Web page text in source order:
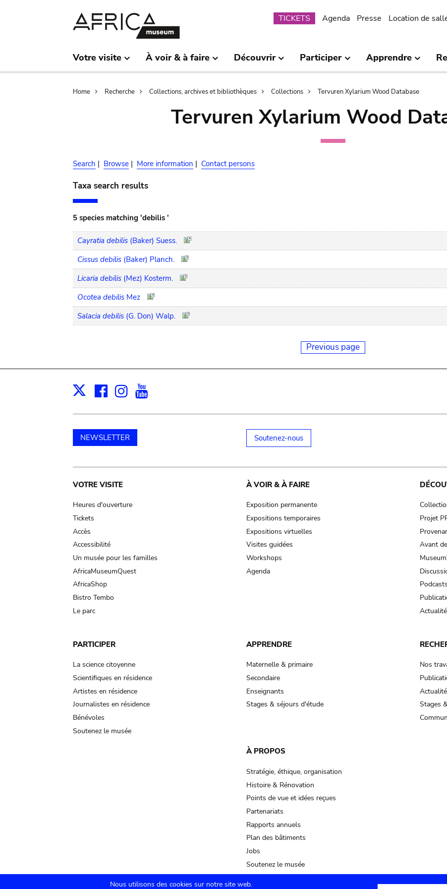
Submenu
TICKETS Agenda Presse Location de
Votre visite À voir & à faire Découvrir Participer Apprendre
Breadcrumb
Home Recherche Collections, archives et bibliothèques Collections Tervuren Xylarium Wood Database
Tervuren Xylarium Wood
Search | Browse | More information | Contact persons
Taxa search results
5 species matching 'debilis '
Cayratia debilis (Baker) Suess.
Cissus debilis (Baker) Planch.
Licaria debilis (Mez) Kosterm.
Ocotea debilis Mez
Salacia debilis (G. Don) Walp.
Previous page
X Facebook
Instagram
NEWSLETTER Soutenez-nous
Main
navigation
VOTRE VISITE
Heures d'ouverture
Tickets
Accès
Accessibilité
Un musée pour les familles
AfricaMuseumQuest
AfricaShop
Bistro Tembo
Le parc
À VOIR & À FAIRE
Exposition permanente
Expositions temporaires
Expositions virtuelles
Visites guidées
Workshops
Agenda
Projet
Avant
Podcasts
PARTICIPER
La science citoyenne
Scientifiques en résidence
Artistes en résidence
Journalistes en résidence
Bénévoles
Soutenez le musée
APPRENDRE
Maternelle & primaire
Secondaire
Enseignants
Stages & séjours d'étude
Nos
Stages
À PROPOS
Stratégie, éthique, organisation
Histoire & Rénovation
Points de vue et idées reçues
Partenariats
Rapports annuels
Plan des bâtiments
Jobs
Soutenez le musée
Nous utilisons des cookies sur notre site web.